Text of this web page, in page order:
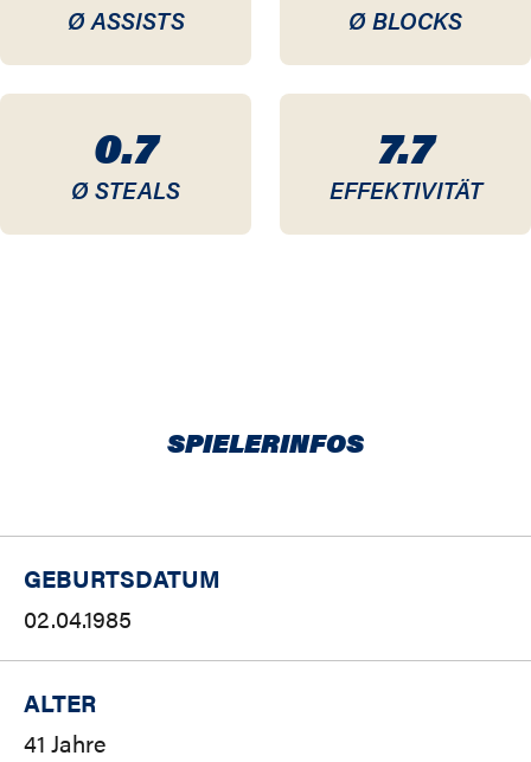
Ø ASSISTS Ø BLOCKS
0.7
Ø STEALS
7.7
EFFEKTIVITÄT
SPIELERINFOS
GEBURTSDATUM
02.04.1985
ALTER
41 Jahre